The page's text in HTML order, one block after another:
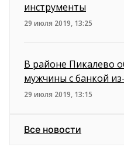
инструменты
29 июля 2019, 13:25
В районе Пикалево
мужчины с банкой
29 июля 2019, 13:15
Все новости